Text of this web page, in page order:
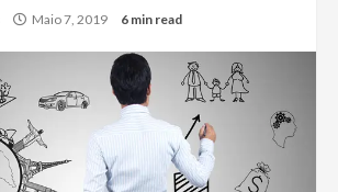
Maio 7, 2019 6 min read